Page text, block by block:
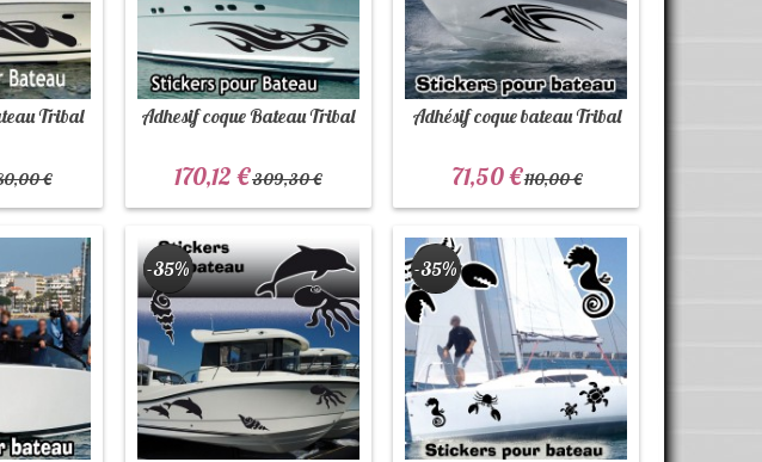
Tribal
€
Adhesif coque Bateau Tribal
170,12 €309,30 €
Adhésif coque bateau Tribal
71,50 €110,00 €
-35% -35%